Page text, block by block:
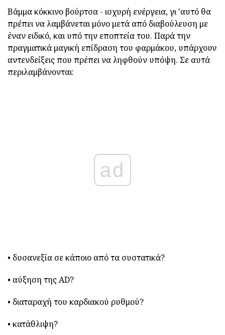
Βάμμα κόκκινο βούρτσα - ισχυρή ενέργεια, γι 'αυτό θα
πρέπει να λαμβάνεται μόνο μετά από διαβούλευση με
έναν ειδικό, και υπό την εποπτεία του. Παρά την
πραγματικά μαγική επίδραση του φαρμάκου, υπάρχουν
αντενδείξεις που πρέπει να ληφθούν υπόψη. Σε αυτά
περιλαμβάνονται:
ad
• δυσανεξία σε κάποιο από τα συστατικά?
• αύξηση της AD?
• διαταραχή του καρδιακού ρυθμού?
• κατάθλιψη?